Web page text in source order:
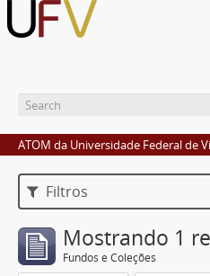
ATOM da Universidade Federal de
Filtros
Mostrando 1
Fundos e Coleções